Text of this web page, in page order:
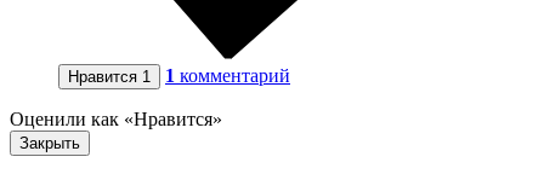
Нравится 1 1 комментарий
Оценили как «Нравится»
Закрыть